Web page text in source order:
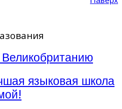
языковая школа